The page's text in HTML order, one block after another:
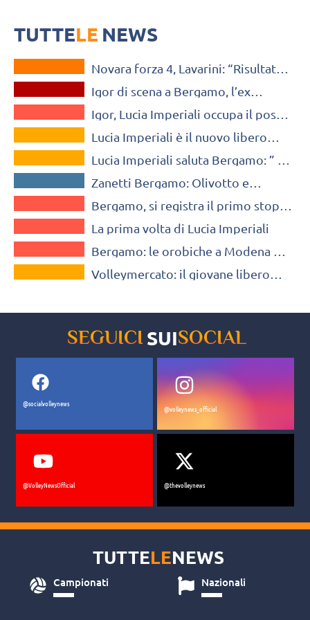
TUTTELE NEWS
CHAMPIONS LEAGUE
Novara forza 4, Lavarini: “Risultato
girone tosto”
UNCATEGORIZED
Igor di scena a Bergamo, l’ex
bellissimi”
A1 FEMMINILE
Igor, Lucia Imperiali occupa il posto
VOLLEY MERCATO
Lucia Imperiali è il nuovo libero
Montecchio
VOLLEY MERCATO
Lucia Imperiali saluta Bergamo: ” 3
GIOVANILI
Zanetti Bergamo: Olivotto e
dell’Under 14
A1 FEMMINILE
Bergamo, si registra il primo stop
ai box
A1 FEMMINILE La prima volta di Lucia Imperiali
A1 FEMMINILE
Bergamo: le orobiche a Modena per
TUTTE LE NEWS
Volleymercato: il giovane libero
SEGUICI SUISOCIAL
@socialvolleynews
@volleynews_official
@VolleyNewsOfficial @thevolleynews
TUTTELENEWS
Campionati Nazionali